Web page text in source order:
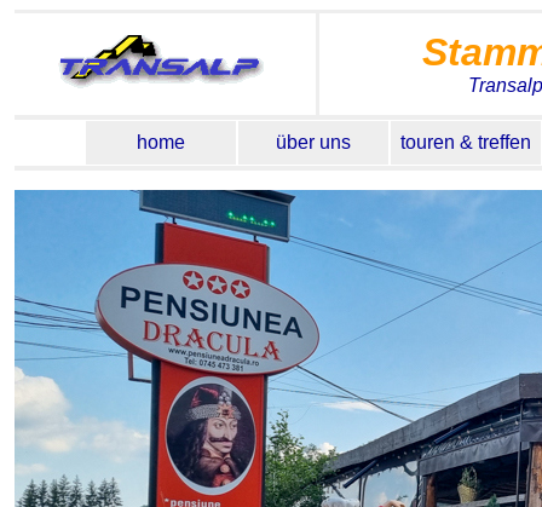
home über uns touren & treffen